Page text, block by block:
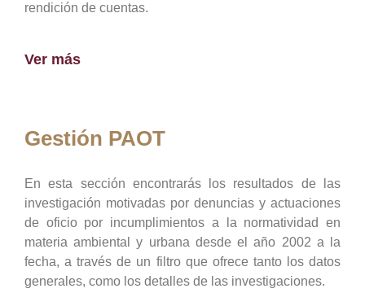
rendición de cuentas.
Ver más
Gestión PAOT
En esta sección encontrarás los resultados de las
investigación motivadas por denuncias y actuaciones
de oficio por incumplimientos a la normatividad en
materia ambiental y urbana desde el año 2002 a la
fecha, a través de un filtro que ofrece tanto los datos
generales, como los detalles de las investigaciones.